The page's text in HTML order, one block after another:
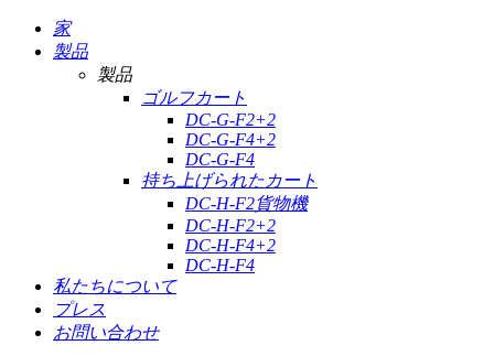
家
製品
製品
ゴルフカート
DC-G-F2+2
DC-G-F4+2
DC-G-F4
持ち上げられたカート
DC-H-F2貨物機
DC-H-F2+2
DC-H-F4+2
DC-H-F4
私たちについて
プレス
お問い合わせ